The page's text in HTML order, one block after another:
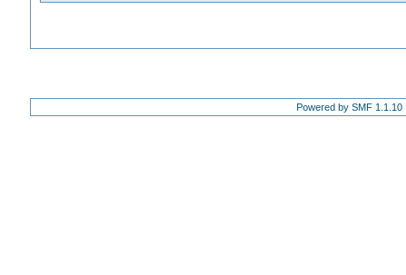
Powered by SMF 1.1.10